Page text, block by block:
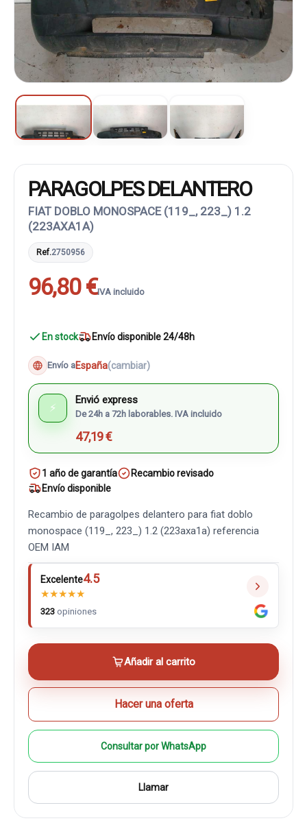
PARAGOLPES DELANTERO
FIAT DOBLO MONOSPACE (119_, 223_) 1.2
(223AXA1A)
Ref.2750956
96,80 €IVA incluido
En stock Envío disponible 24/48h
Envío aEspaña(cambiar)
⚡
Envió express
De 24h a 72h laborables. IVA incluido
47,19 €
1 año de garantía
Recambio revisado
Envío disponible
Recambio de paragolpes delantero para fiat doblo
monospace (119_, 223_) 1.2 (223axa1a) referencia
OEM IAM
Excelente4.5
★★★★★
323 opiniones
Añadir al carrito
Hacer una oferta
Consultar por WhatsApp
Llamar